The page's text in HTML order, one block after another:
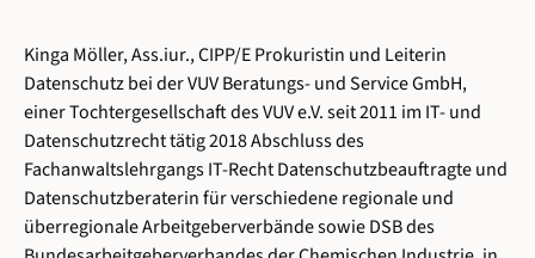
Kinga Möller, Ass.iur., CIPP/E Prokuristin und Leiterin
Datenschutz bei der VUV Beratungs- und Service GmbH,
einer Tochtergesellschaft des VUV e.V. seit 2011 im IT- und
Datenschutzrecht tätig 2018 Abschluss des
Fachanwaltslehrgangs IT-Recht Datenschutzbeauftragte und
Datenschutzberaterin für verschiedene regionale und
überregionale Arbeitgeberverbände sowie DSB des